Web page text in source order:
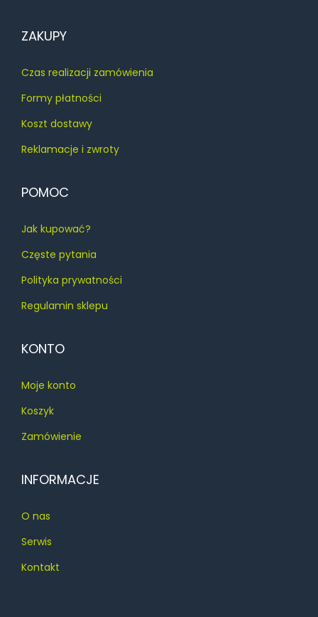
ZAKUPY
Czas realizacji zamówienia
Formy płatności
Koszt dostawy
Reklamacje i zwroty
POMOC
Jak kupować?
Częste pytania
Polityka prywatności
Regulamin sklepu
KONTO
Moje konto
Koszyk
Zamówienie
INFORMACJE
O nas
Serwis
Kontakt